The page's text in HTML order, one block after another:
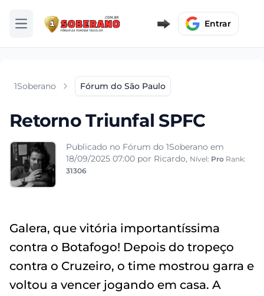
Abrir menu Entrar
1Soberano Fórum do São Paulo
Retorno Triunfal SPFC
Publicado no Fórum do 1Soberano em
18/09/2025 07:00 por Ricardo, Nível: Pro Rank:
31306
Galera, que vitória importantíssima
contra o Botafogo! Depois do tropeço
contra o Cruzeiro, o time mostrou garra e
voltou a vencer jogando em casa. A